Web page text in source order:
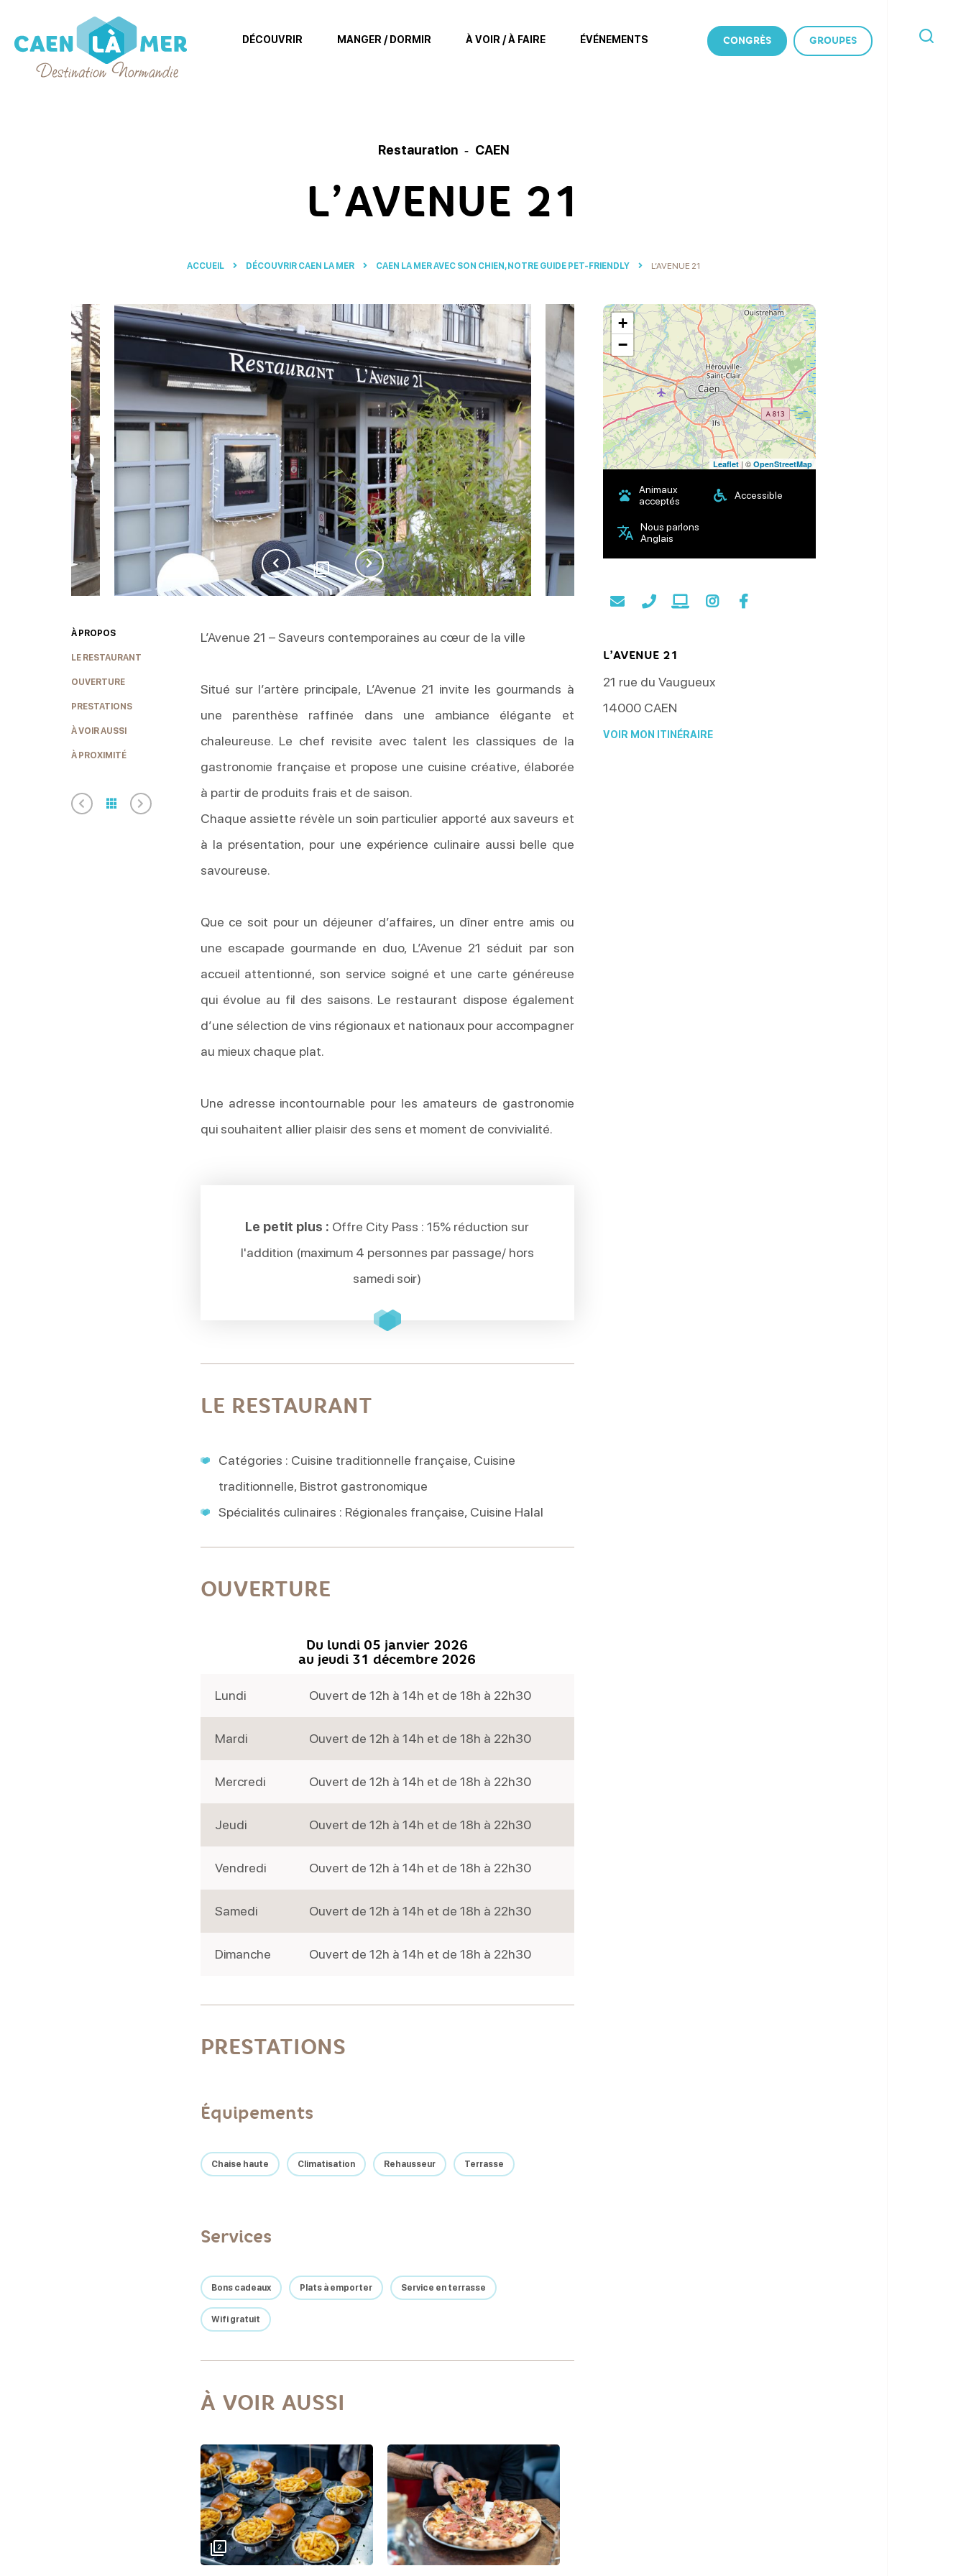
DÉCOUVRIR MANGER / DORMIR À VOIR / À FAIRE ÉVÉNEMENTS CONGRÈS GROUPES
Restauration CAEN
L’AVENUE 21
ACCUEIL DÉCOUVRIR CAEN LA MER CAEN LA MER AVEC SON CHIEN, NOTRE GUIDE PET-FRIENDLY L’AVENUE 21
6
À PROPOS
LE RESTAURANT
OUVERTURE
PRESTATIONS
À VOIR AUSSI
À PROXIMITÉ
L’Avenue 21 – Saveurs contemporaines au cœur de la ville
Situé sur l’artère principale, L’Avenue 21 invite les gourmands à
une parenthèse raffinée dans une ambiance élégante et
chaleureuse. Le chef revisite avec talent les classiques de la
gastronomie française et propose une cuisine créative, élaborée
à partir de produits frais et de saison.
Chaque assiette révèle un soin particulier apporté aux saveurs et
à la présentation, pour une expérience culinaire aussi belle que
savoureuse.
Que ce soit pour un déjeuner d’affaires, un dîner entre amis ou
une escapade gourmande en duo, L’Avenue 21 séduit par son
accueil attentionné, son service soigné et une carte généreuse
qui évolue au fil des saisons. Le restaurant dispose également
d’une sélection de vins régionaux et nationaux pour accompagner
au mieux chaque plat.
Une adresse incontournable pour les amateurs de gastronomie
qui souhaitent allier plaisir des sens et moment de convivialité.
Le petit plus : Offre City Pass : 15% réduction sur
l'addition (maximum 4 personnes par passage/ hors
samedi soir)
LE RESTAURANT
Catégories : Cuisine traditionnelle française, Cuisine
traditionnelle, Bistrot gastronomique
Spécialités culinaires : Régionales française, Cuisine Halal
OUVERTURE
Du lundi 05 janvier 2026
au jeudi 31 décembre 2026
Lundi Ouvert de 12h à 14h et de 18h à 22h30
Mardi Ouvert de 12h à 14h et de 18h à 22h30
Mercredi Ouvert de 12h à 14h et de 18h à 22h30
Jeudi Ouvert de 12h à 14h et de 18h à 22h30
Vendredi Ouvert de 12h à 14h et de 18h à 22h30
Samedi Ouvert de 12h à 14h et de 18h à 22h30
Dimanche Ouvert de 12h à 14h et de 18h à 22h30
PRESTATIONS
Équipements
Chaise haute Climatisation Rehausseur Terrasse
Services
Bons cadeaux Plats à emporter Service en terrasse
Wifi gratuit
À VOIR AUSSI
2
+
−
Leaflet| ©OpenStreetMap
Animaux
acceptés
Accessible
Nous parlons
Anglais
L’AVENUE 21
21 rue du Vaugueux
14000 CAEN
VOIR MON ITINÉRAIRE